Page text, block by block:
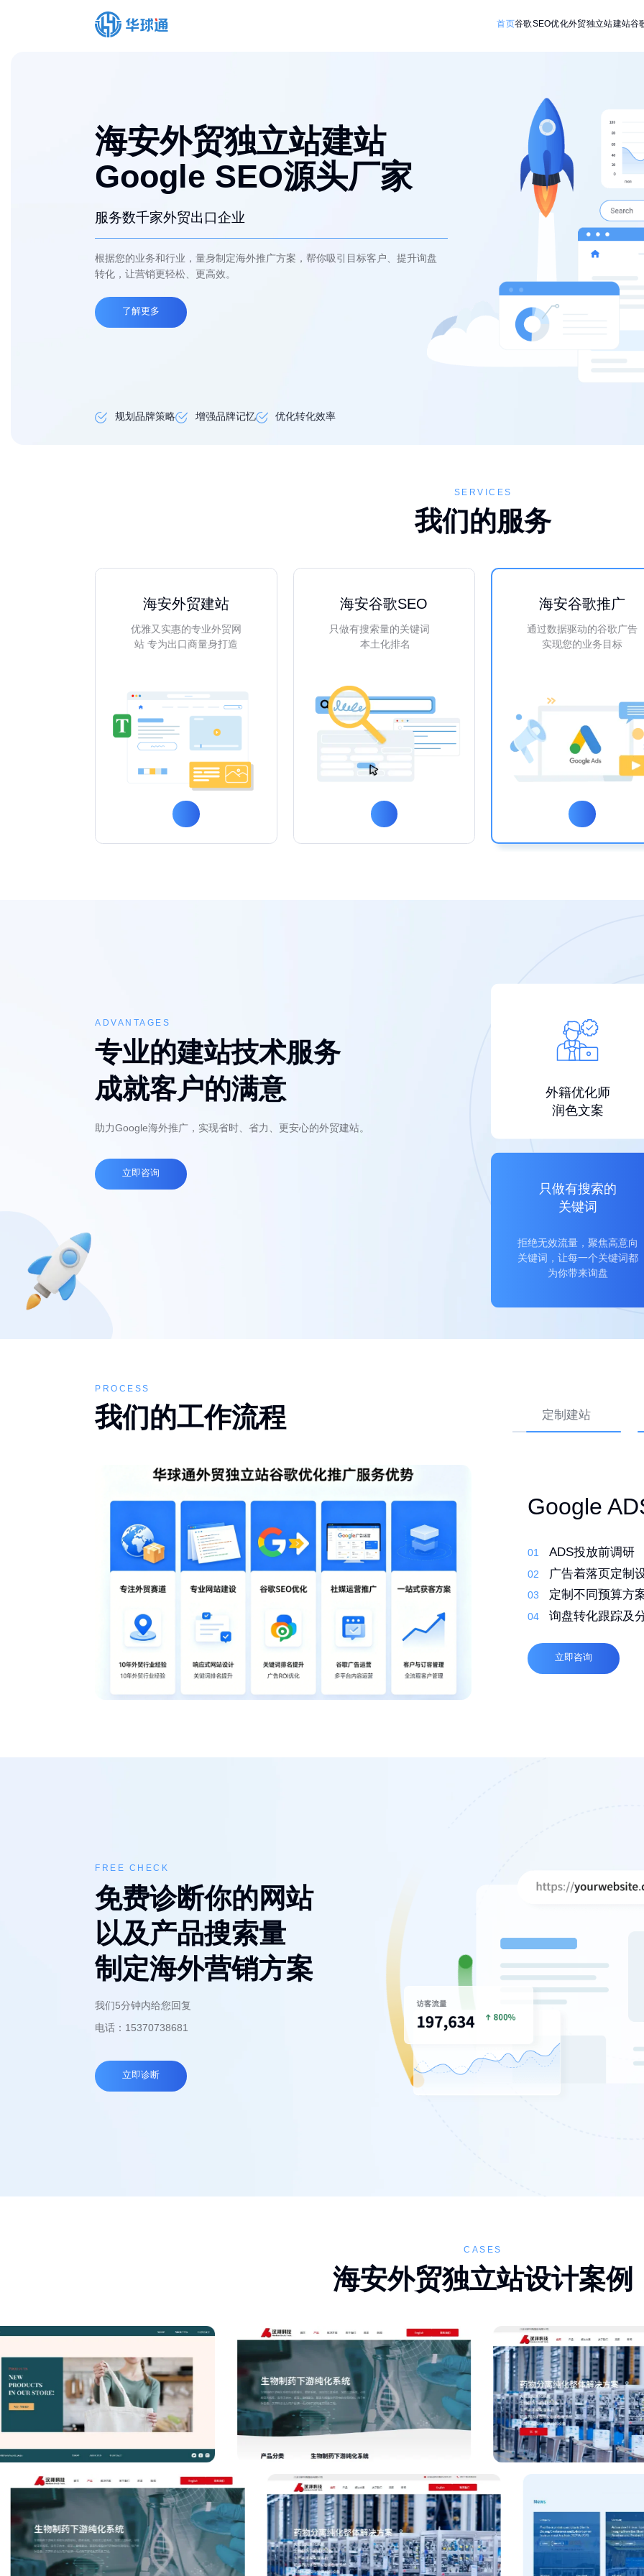
首页谷歌SEO优化外贸独立站建站谷
海安外贸独立站建站
Google SEO源头厂家
服务数千家外贸出口企业
根据您的业务和行业，量身制定海外推广方案，帮你吸引目标客户、提升询盘
转化，让营销更轻松、更高效。
了解更多
规划品牌策略 增强品牌记忆 优化转化效率
SERVICES
我们的服务
海安外贸建站
优雅又实惠的专业外贸网
站 专为出口商量身打造
海安谷歌SEO
只做有搜索量的关键词
本土化排名
海安谷歌推广
通过数据驱动的谷歌广告
实现您的业务目标
ADVANTAGES
专业的建站技术服务
成就客户的满意
助力Google海外推广，实现省时、省力、更安心的外贸建站。
立即咨询
外籍优化师
润色文案
只做有搜索的
关键词
拒绝无效流量，聚焦高意向
关键词，让每一个关键词都
为你带来询盘
PROCESS
我们的工作流程 定制建站
高转化外
01 先策划，再建站
02 定制建站系统，
03 定制化设计，打
04 自适应，多语言
立即咨询
Google
01 ADS投放前调研
02 广告着落页定制
03 定制不同预算方
04 询盘转化跟踪及
立即咨询
外贸网站
优化
01 行业调研了解产
02 筛选合适的关键
03 撰写原创文案 定
立即咨询
FREE CHECK
免费诊断你的网站
以及产品搜索量
制定海外营销方案
我们5分钟内给您回复
电话：15370738681
立即诊断
CASES
海安外贸独立站设计案例